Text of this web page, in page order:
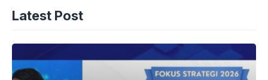
Latest Post